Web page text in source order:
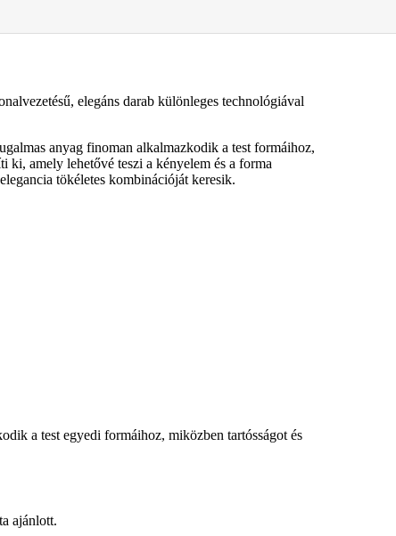
elegáns darab különleges technológiával
anyag finoman alkalmazkodik a test formáihoz,
ki, amely lehetővé teszi a kényelem és a forma
tökéletes kombinációját keresik.
a test egyedi formáihoz, miközben tartósságot és
ajánlott.